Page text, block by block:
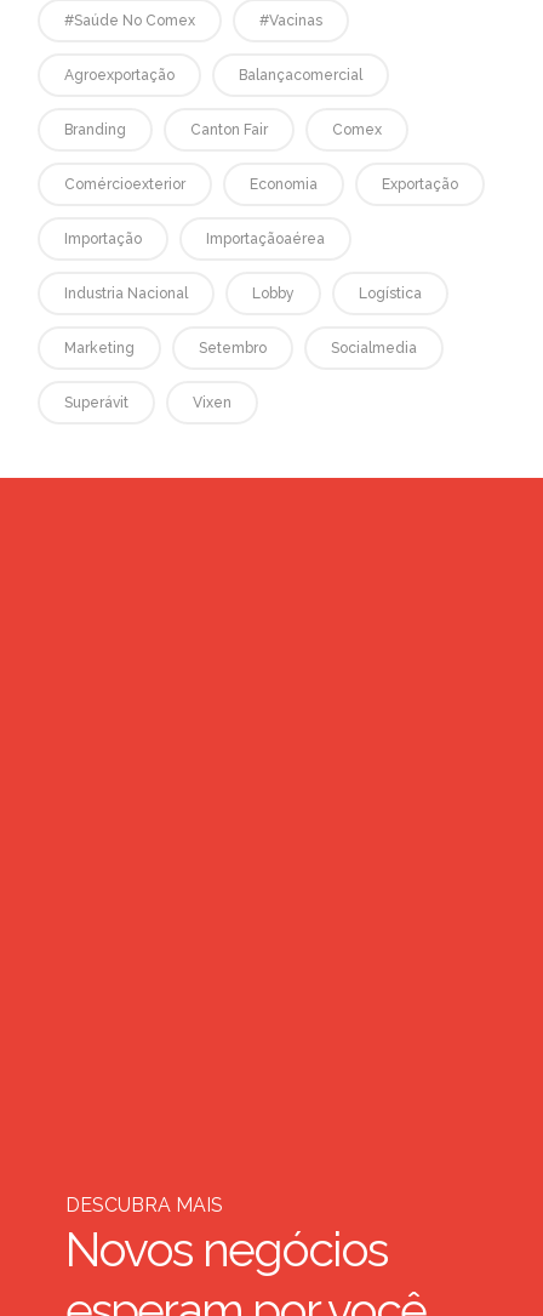
#saúde No Comex #vacinas
Agroexportação Balançacomercial
Branding Canton Fair Comex
Comércioexterior Economia Exportação
Importação Importaçãoaérea
Industria Nacional Lobby Logística
Marketing Setembro Socialmedia
Superávit Vixen
DESCUBRA MAIS
Novos negócios